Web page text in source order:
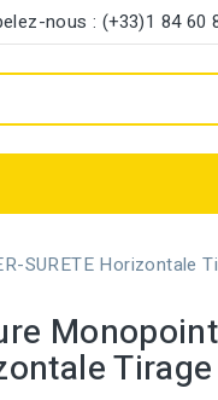
nous : (+33)1 84 60
SURETE Horizontale
Tirage